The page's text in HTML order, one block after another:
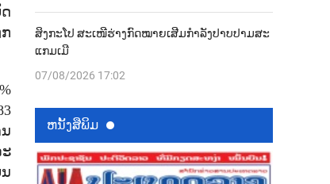
ສິງກະໂປ ສະເໜີຮ່າງກົດໝາຍເສີມກຳລັງປາບປາມສະ
ແກມເມີ
07/08/2026 17:02
ຫນ້ັງສືພິມ